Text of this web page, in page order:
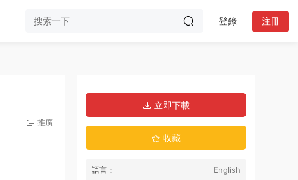
登錄 注冊
推廣
立即下載
收藏
語言：
English